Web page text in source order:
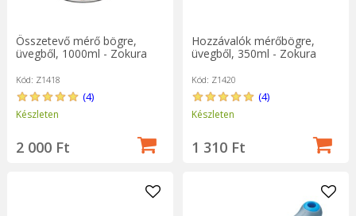
Összetevő mérő bögre,
üvegből, 1000ml - Zokura
Kód: Z1418
(4)
Készleten
2 000 Ft
Hozzávalók mérőbögre,
üvegből, 350ml - Zokura
Kód: Z1420
(4)
Készleten
1 310 Ft